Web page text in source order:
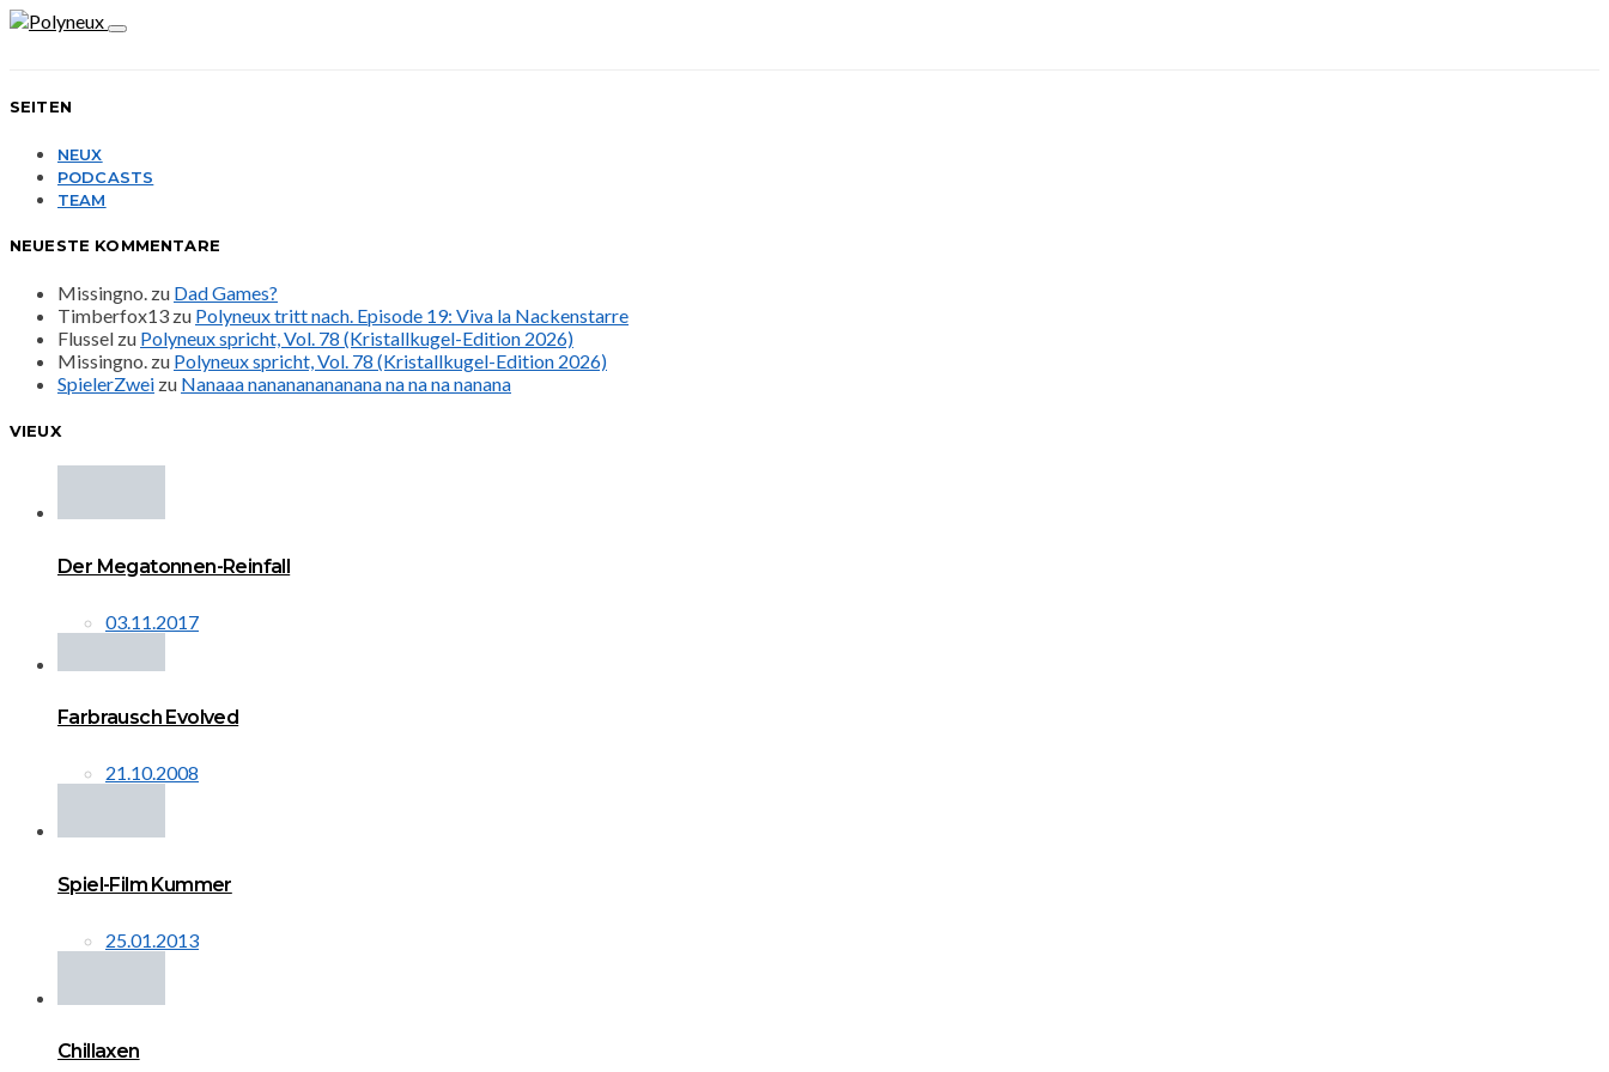
SEITEN
NEUX
PODCASTS
TEAM
NEUESTE KOMMENTARE
Missingno. zu Dad Games?
Timberfox13 zu Polyneux tritt nach. Episode 19: Viva la Nackenstarre
Flussel zu Polyneux spricht, Vol. 78 (Kristallkugel-Edition 2026)
Missingno. zu Polyneux spricht, Vol. 78 (Kristallkugel-Edition 2026)
SpielerZwei zu Nanaaa nanananananana na na na nanana
VIEUX
Der Megatonnen-Reinfall
03.11.2017
Farbrausch Evolved
21.10.2008
Spiel-Film Kummer
25.01.2013
Chillaxen